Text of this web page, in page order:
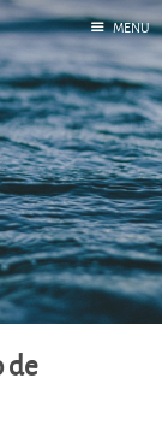
Inicio
Correr
Fediverso
Libros
Foto
Acerca de
MENU
de